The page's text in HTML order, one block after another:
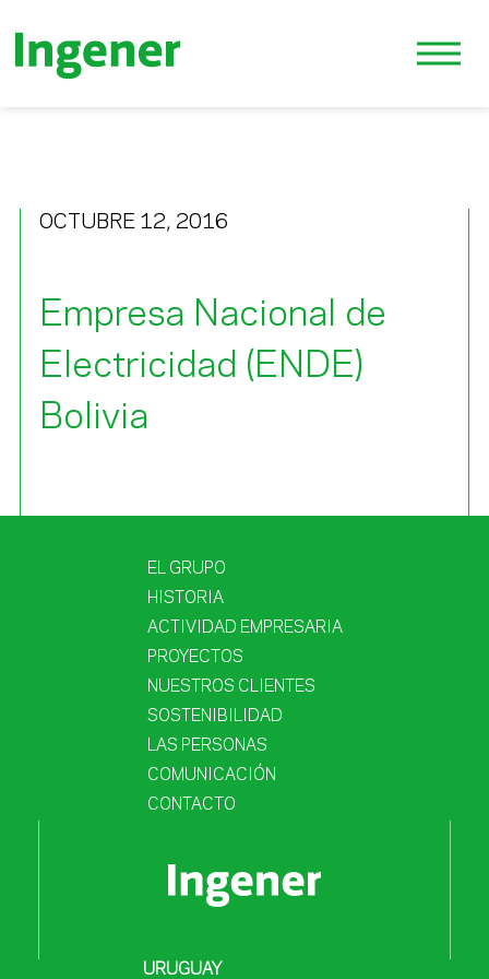
OCTUBRE 12, 2016
Empresa Nacional de
Electricidad (ENDE)
Bolivia
EL GRUPO
HISTORIA
ACTIVIDAD EMPRESARIA
PROYECTOS
NUESTROS CLIENTES
SOSTENIBILIDAD
LAS PERSONAS
COMUNICACIÓN
CONTACTO
URUGUAY